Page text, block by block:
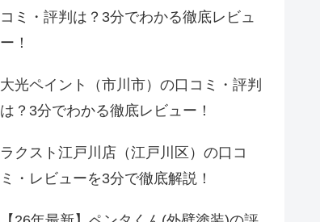
コミ・評判は？3分でわかる徹底レビュ
ー！
大光ペイント（市川市）の口コミ・評判
は？3分でわかる徹底レビュー！
ラクスト江戸川店（江戸川区）の口コ
ミ・レビューを3分で徹底解説！